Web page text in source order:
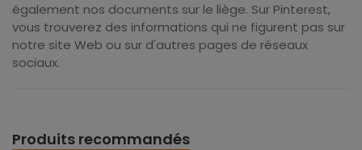
également nos documents sur le liège. Sur Pinterest,
vous trouverez des informations qui ne figurent pas sur
notre site Web ou sur d'autres pages de réseaux
sociaux.
Produits recommandés